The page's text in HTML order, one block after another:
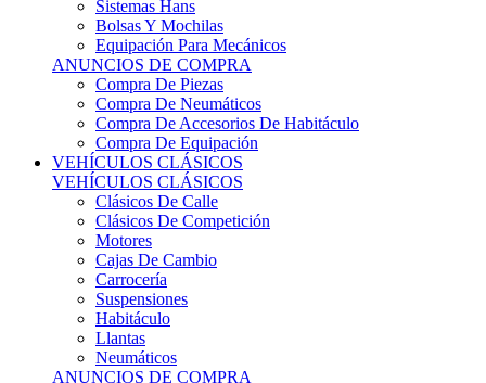
Equipación Para Mecánicos
ANUNCIOS DE COMPRA
Compra De Piezas
Compra De Neumáticos
Compra De Accesorios De Habitáculo
Compra De Equipación
VEHÍCULOS CLÁSICOS
VEHÍCULOS CLÁSICOS
Clásicos De Calle
Clásicos De Competición
Motores
Cajas De Cambio
Carrocería
Suspensiones
Habitáculo
Llantas
Neumáticos
ANUNCIOS DE COMPRA
Compra De Competición